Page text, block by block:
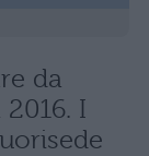
da
I